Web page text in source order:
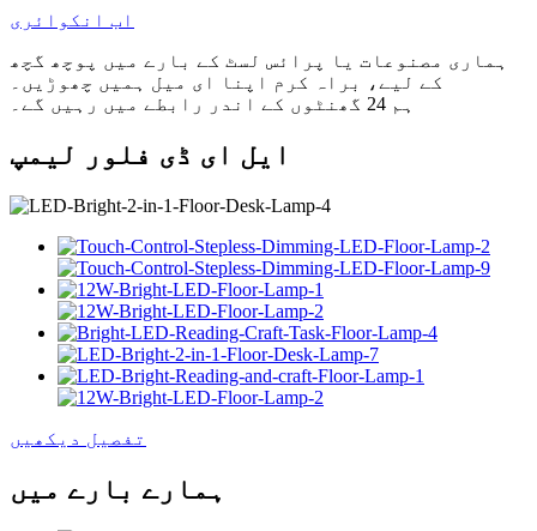
اب انکوائری
ہماری مصنوعات یا پرائس لسٹ کے بارے میں پوچھ گچھ
کے لیے، براہ کرم اپنا ای میل ہمیں چھوڑیں۔
ہم 24 گھنٹوں کے اندر رابطے میں رہیں گے۔
ایل ای ڈی فلور لیمپ
تفصیل دیکھیں
ہمارے بارے میں